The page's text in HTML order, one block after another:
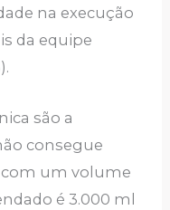
na execução
da equipe
são a
consegue
com um volume
é 3.000 ml